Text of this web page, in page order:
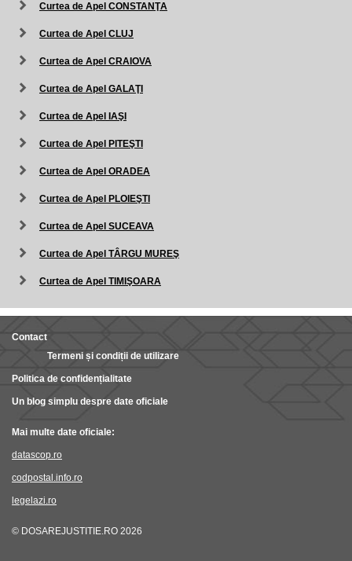
Curtea de Apel CONSTANŢA
Curtea de Apel CLUJ
Curtea de Apel CRAIOVA
Curtea de Apel GALAŢI
Curtea de Apel IAŞI
Curtea de Apel PITEŞTI
Curtea de Apel ORADEA
Curtea de Apel PLOIEŞTI
Curtea de Apel SUCEAVA
Curtea de Apel TÂRGU MUREŞ
Curtea de Apel TIMIŞOARA
Contact
Termeni și condiții de utilizare
Politica de confidențialitate
Un blog simplu despre date oficiale
Mai multe date oficiale:
datascop.ro
codpostal.info.ro
legelazi.ro
© DOSAREJUSTITIE.RO 2026